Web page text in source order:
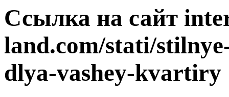
Ссылка на сайт
land.com/stati/
dlya-vashey-kvartiry